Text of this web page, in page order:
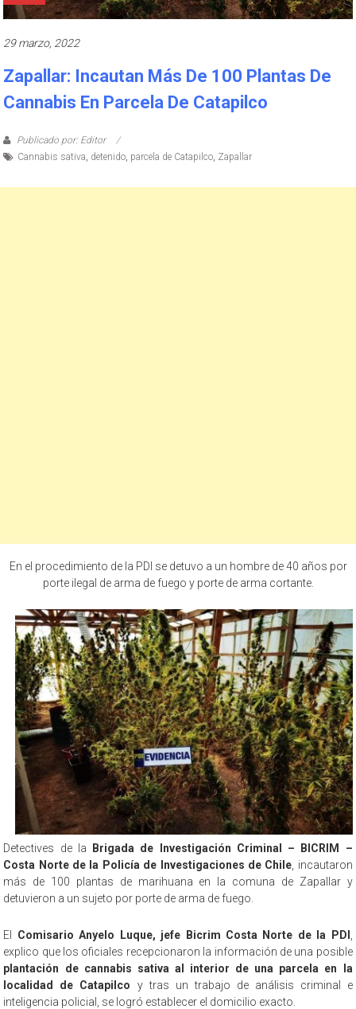
29 marzo, 2022
Zapallar: Incautan Más De 100 Plantas De
Cannabis En Parcela De Catapilco
Publicado por: Editor
Cannabis sativa detenido parcela de Catapilco Zapallar
En el procedimiento de la PDI se detuvo a un hombre de 40 años por
porte ilegal de arma de fuego y porte de arma cortante.
Detectives de la
Brigada de Investigación Criminal – BICRIM –
Costa Norte de la Policía de Investigaciones de Chile , incautaron
más de 100 plantas de marihuana en la comuna de Zapallar y
detuvieron a un sujeto por porte de arma de fuego.
El Comisario Anyelo Luque, jefe Bicrim Costa Norte de la PDI
explico que los oficiales recepcionaron la información de una posible
plantación de cannabis sativa al interior de una parcela en la
localidad de Catapilco y tras un trabajo de análisis criminal e
inteligencia policial, se logró establecer el domicilio exacto.